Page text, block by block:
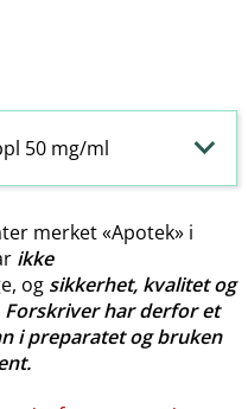
50 mg/ml
merket «Apotek» i
ikke
og sikkerhet, kvalitet og
Forskriver har derfor et
i preparatet og bruken